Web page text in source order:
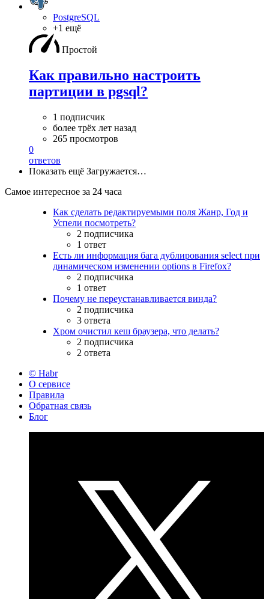
PostgreSQL
+1 ещё
Простой
Как правильно настроить
партиции в pgsql?
1 подписчик
более трёх лет назад
265 просмотров
0
ответов
Показать ещё Загружается…
Самое интересное за 24 часа
Как сделать редактируемыми поля Жанр, Год и
Успели посмотреть?
2 подписчика
1 ответ
Есть ли информация бага дублирования select при
динамическом изменении options в Firefox?
2 подписчика
1 ответ
Почему не переустанавливается винда?
2 подписчика
3 ответа
Хром очистил кеш браузера, что делать?
2 подписчика
2 ответа
© Habr
О сервисе
Правила
Обратная связь
Блог